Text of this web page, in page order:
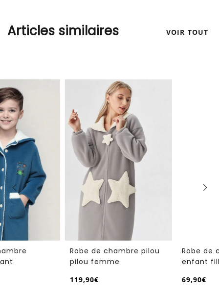
Articles similaires VOIR TOUT
Robe de chambre pilou
pilou femme
Robe de chambre
enfant fille